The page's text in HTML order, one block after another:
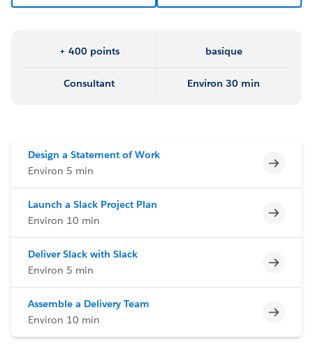
+ 400 points basique
Consultant Environ 30 min
Design a Statement of Work
Environ 5 min
Launch a Slack Project Plan
Environ 10 min
Deliver Slack with Slack
Environ 5 min
Assemble a Delivery Team
Environ 10 min